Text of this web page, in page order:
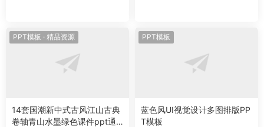
PPT模板 · 精品资源
14套国潮新中式古风江山古典
卷轴青山水墨绿色课件ppt通
PPT模板
蓝色风UI视觉设计多图排版PP
T模板